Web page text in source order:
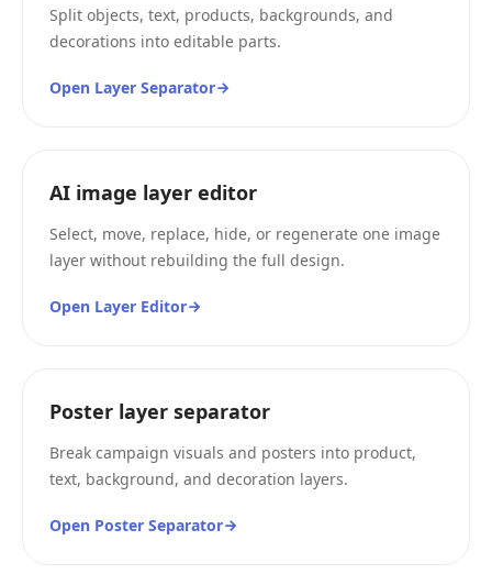
Split objects, text, products, backgrounds, and
decorations into editable parts.
Open Layer Separator
AI image layer editor
Select, move, replace, hide, or regenerate one image
layer without rebuilding the full design.
Open Layer Editor
Poster layer separator
Break campaign visuals and posters into product,
text, background, and decoration layers.
Open Poster Separator